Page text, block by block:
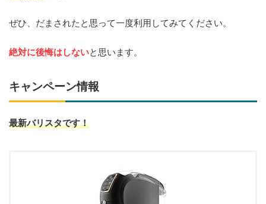
ぜひ、だまされたと思って一度利用してみてください。
絶対に後悔はしないと思います。
キャンペーン情報
最新バリスタです！